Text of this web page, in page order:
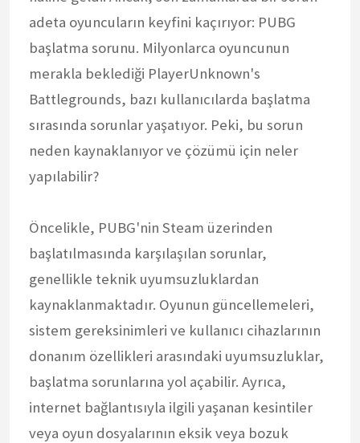
adeta oyuncuların keyfini kaçırıyor: PUBG
başlatma sorunu. Milyonlarca oyuncunun
merakla beklediği PlayerUnknown's
Battlegrounds, bazı kullanıcılarda başlatma
sırasında sorunlar yaşatıyor. Peki, bu sorun
neden kaynaklanıyor ve çözümü için neler
yapılabilir?
Öncelikle, PUBG'nin Steam üzerinden
başlatılmasında karşılaşılan sorunlar,
genellikle teknik uyumsuzluklardan
kaynaklanmaktadır. Oyunun güncellemeleri,
sistem gereksinimleri ve kullanıcı cihazlarının
donanım özellikleri arasındaki uyumsuzluklar,
başlatma sorunlarına yol açabilir. Ayrıca,
internet bağlantısıyla ilgili yaşanan kesintiler
veya oyun dosyalarının eksik veya bozuk